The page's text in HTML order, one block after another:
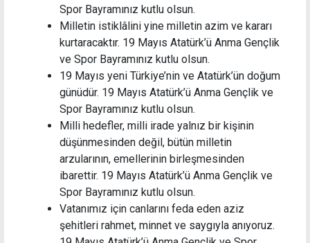
Spor Bayramınız kutlu olsun.
Milletin istiklâlini yine milletin azim ve kararı
kurtaracaktır. 19 Mayıs Atatürk’ü Anma Gençlik
ve Spor Bayramınız kutlu olsun.
19 Mayıs yeni Türkiye’nin ve Atatürk’ün doğum
günüdür. 19 Mayıs Atatürk’ü Anma Gençlik ve
Spor Bayramınız kutlu olsun.
Milli hedefler, milli irade yalnız bir kişinin
düşünmesinden değil, bütün milletin
arzularının, emellerinin birleşmesinden
ibarettir. 19 Mayıs Atatürk’ü Anma Gençlik ve
Spor Bayramınız kutlu olsun.
Vatanımız için canlarını feda eden aziz
şehitleri rahmet, minnet ve saygıyla anıyoruz.